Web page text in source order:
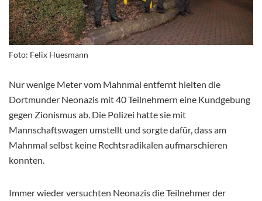
Foto: Felix Huesmann
Nur wenige Meter vom Mahnmal entfernt hielten die
Dortmunder Neonazis mit 40 Teilnehmern eine Kundgebung
gegen Zionismus ab. Die Polizei hatte sie mit
Mannschaftswagen umstellt und sorgte dafür, dass am
Mahnmal selbst keine Rechtsradikalen aufmarschieren
konnten.
Immer wieder versuchten Neonazis die Teilnehmer der